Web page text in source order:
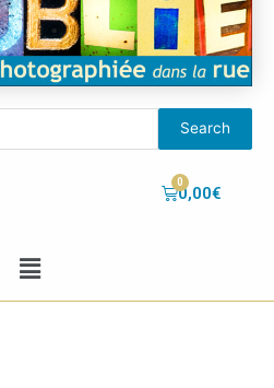
Search
0,00€